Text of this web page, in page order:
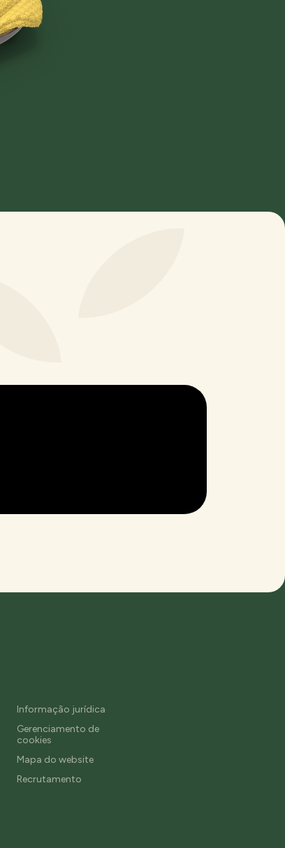
Informação jurídica
Gerenciamento de
cookies
Mapa do website
Recrutamento